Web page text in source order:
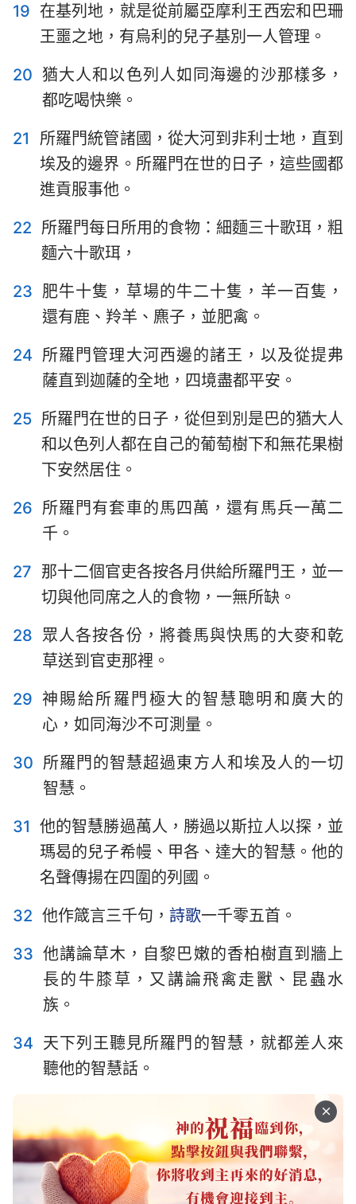
8
9 10 11 12 13
14
22
19 在基列地，就是從前屬亞摩利王西宏和巴珊
王噩之地，有烏利的兒子基別一人管理。
20 猶大人和以色列人如同海邊的沙那樣多，
都吃喝快樂。
21
所羅門統管諸國，從大河到非利士地，直到
埃及的邊界。所羅門在世的日子，這些國都
進貢服事他。
22 所羅門每日所用的食物：細麵三十歌珥，粗
麵六十歌珥，
23 肥牛十隻，草場的牛二十隻，羊一百隻，
還有鹿、羚羊、麃子，並肥禽。
24 所羅門管理大河西邊的諸王，以及從提弗
薩直到迦薩的全地，四境盡都平安。
25 所羅門在世的日子，從但到別是巴的猶大人
和以色列人都在自己的葡萄樹下和無花果樹
下安然居住。
26 所羅門有套車的馬四萬，還有馬兵一萬二
千。
27 那十二個官吏各按各月供給所羅門王，並一
切與他同席之人的食物，一無所缺。
28 眾人各按各份，將養馬與快馬的大麥和乾
草送到官吏那裡。
29 神賜給所羅門極大的智慧聰明和廣大的
心，如同海沙不可測量。
30 所羅門的智慧超過東方人和埃及人的一切
智慧。
31 他的智慧勝過萬人，勝過以斯拉人以探，並
瑪曷的兒子希幔、甲各、達大的智慧。他的
名聲傳揚在四圍的列國。
32 他作箴言三千句， 詩歌一千零五首。
33 他講論草木，自黎巴嫩的香柏樹直到牆上
長的牛膝草，又講論飛禽走獸、昆蟲水
族。
34 天下列王聽見所羅門的智慧，就都差人來
聽他的智慧話。